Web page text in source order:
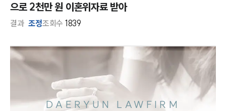
으로 2천만 원 이혼위자료 받아
결과 조정조회수 1839
DAERYUN LAWFIRM